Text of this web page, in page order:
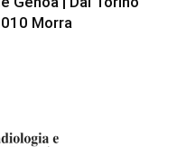
Morra